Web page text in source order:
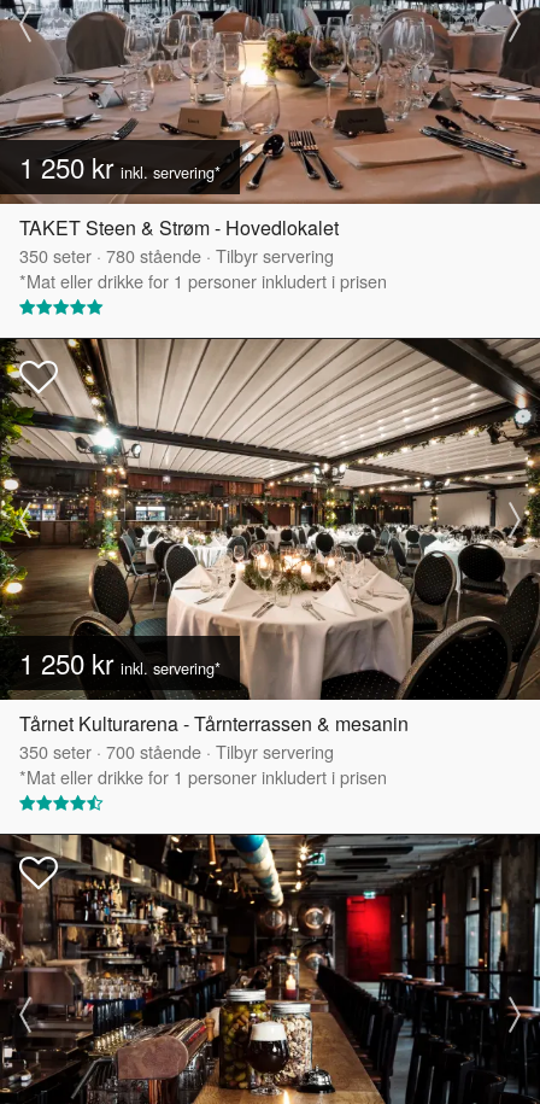
1 250 kr inkl. servering*
TAKET Steen & Strøm - Hovedlokalet
350seter · 780stående · Tilbyr servering
*Mat eller drikke for 1 personer inkludert i prisen
1 250 kr inkl. servering*
Tårnet Kulturarena - Tårnterrassen & mesanin
350seter · 700stående · Tilbyr servering
*Mat eller drikke for 1 personer inkludert i prisen